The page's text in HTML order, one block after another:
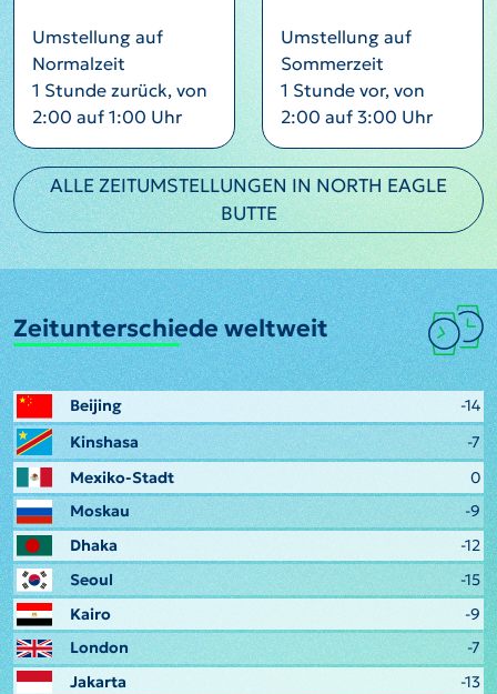
Umstellung auf
Normalzeit
1 Stunde zurück, von
2:00 auf 1:00 Uhr
Umstellung auf
Sommerzeit
1 Stunde vor, von
2:00 auf 3:00 Uhr
ALLE ZEITUMSTELLUNGEN IN NORTH EAGLE
BUTTE
Zeitunterschiede weltweit
Beijing
-14
Kinshasa
-7
Mexiko-Stadt
0
Moskau
-9
Dhaka
-12
Seoul
-15
Kairo
-9
London
-7
Jakarta
-13